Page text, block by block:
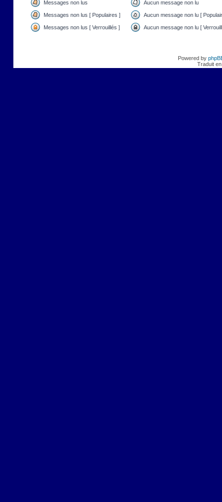
Messages non lus Aucun message non lu
Messages non lus [ Populaires ] Aucun message non lu [
Messages non lus [ Verrouillés ] Aucun message non lu [
Powered by
Traduit